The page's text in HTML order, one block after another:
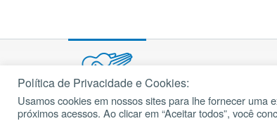
cancaonova.com© 2002 – 2026
Política de Privacidade e Cookies:
Usamos cookies em nossos sites para lhe fornecer uma
próximos acessos. Ao clicar em “Aceitar todos”, você